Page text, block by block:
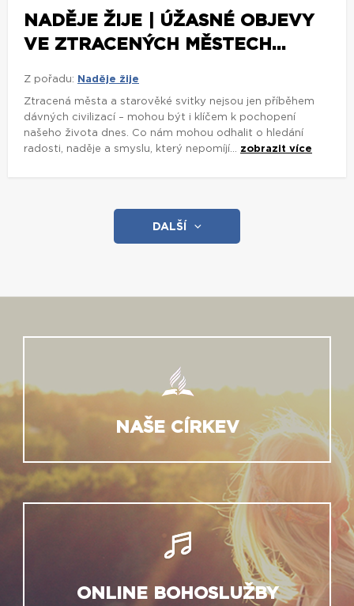
NADĚJE ŽIJE | ÚŽASNÉ OBJEVY
VE ZTRACENÝCH MĚSTECH...
Z pořadu: Naděje žije
Ztracená města a starověké svitky nejsou jen příběhem
dávných civilizací – mohou být i klíčem k pochopení
našeho života dnes. Co nám mohou odhalit o hledání
radosti, naděje a smyslu, který nepomíjí... zobrazit více
DALŠÍ
NAŠE CÍRKEV
ONLINE BOHOSLUŽBY